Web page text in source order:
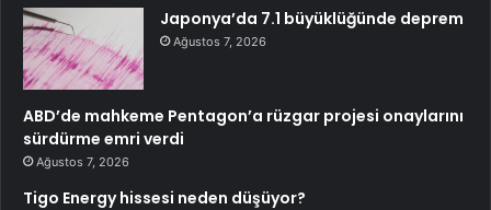
Japonya’da 7.1 büyüklüğünde deprem
Ağustos 7, 2026
ABD’de mahkeme Pentagon’a rüzgar projesi onaylarını
sürdürme emri verdi
Ağustos 7, 2026
Tigo Energy hissesi neden düşüyor?